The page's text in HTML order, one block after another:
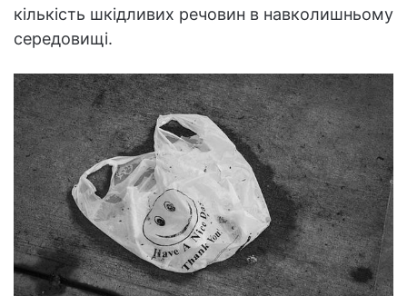
кількість шкідливих речовин в навколишньому
середовищі.